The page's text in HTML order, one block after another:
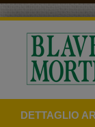
DETTAGLIO